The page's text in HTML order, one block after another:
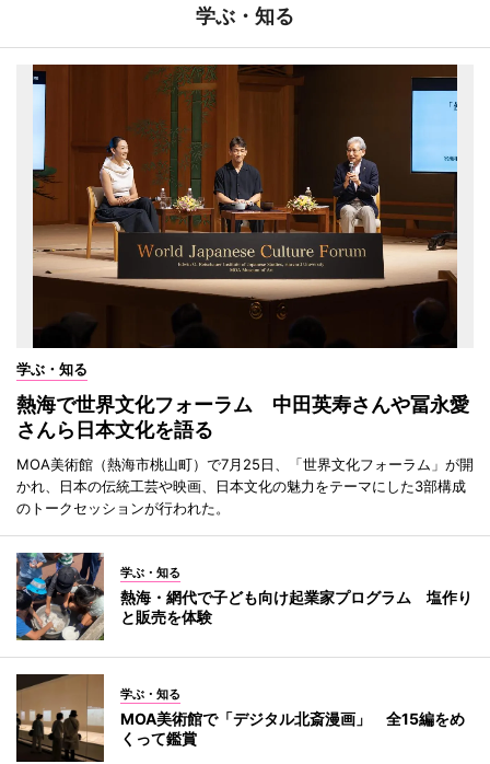
学ぶ・知る
学ぶ・知る
熱海で世界文化フォーラム 中田英寿さんや冨永愛
さんら日本文化を語る
MOA美術館（熱海市桃山町）で7月25日、「世界文化フォーラム」が開
かれ、日本の伝統工芸や映画、日本文化の魅力をテーマにした3部構成
のトークセッションが行われた。
学ぶ・知る
熱海・網代で子ども向け起業家プログラム 塩作り
と販売を体験
学ぶ・知る
MOA美術館で「デジタル北斎漫画」 全15編をめ
くって鑑賞